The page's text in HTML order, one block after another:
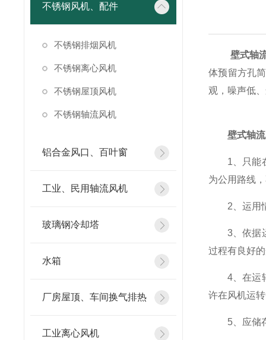
不锈钢风机、配件
不锈钢排烟风机
不锈钢离心风机
不锈钢屋顶风机
不锈钢轴流风机
铝合金风口、百叶窗
工业、民用轴流风机
玻璃钢冷却塔
水箱
厂房屋顶、车间换气排热
工业离心风机
壁式轴
体预留方孔
观，噪声低
壁式轴
1、只能在
为公用路线
2、运用情
3、依据运
过程有良好
4、在运转
许在风机运
5、应储存